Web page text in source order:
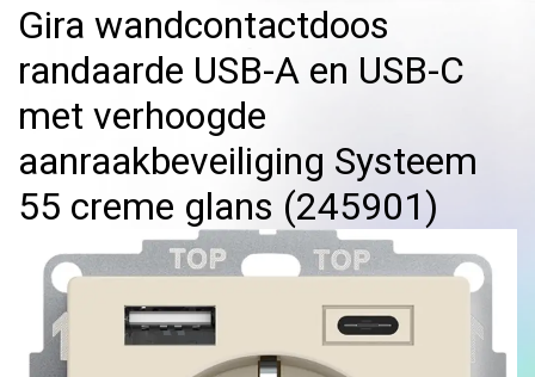
Gira wandcontactdoos
randaarde USB-A en USB-C
met verhoogde
aanraakbeveiliging Systeem
55 creme glans (245901)